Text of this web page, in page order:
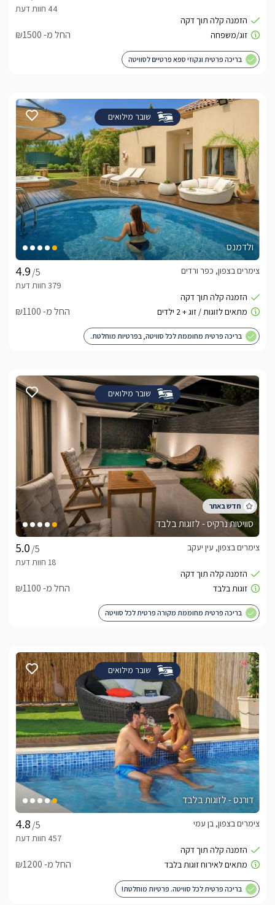
החל מ- ₪1500
בריכה פרטית וגקוזי ספא פרטיים לסוויטה
שובר מילואים
ולדמנס
/5
צימרים בצפון, כפר ורדים
החל מ- ₪1100
בריכה פרטית מחוממת לכל סוויטה, בפרטיות מוחלטת.
שובר מילואים
סוויטות נרקיס - לזוגות בלבד
/5
צימרים בצפון, עין יעקב
החל מ- ₪1100
בריכה פרטית מחוממת מקורה פרטית לכל סוויטה
שובר מילואים
דורנס - לזוגות בלבד
/5
צימרים בצפון, בן עמי
החל מ- ₪1200
בריכה פרטית לכל סוויטה. פרטיות מוחלטת!